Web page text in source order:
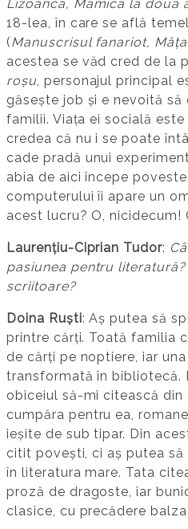
Lizoanca, Mămica la două
18-lea, în care se află
(Manuscrisul fanariot,
acestea se văd cred de la
roșu, personajul principal
găsește job și e nevoită să
familii. Viața ei socială
credea că nu i se poate
cade pradă unui
abia de aici începe
computerului îi apare un
acest lucru? O, nicidecum!
Laurențiu-Ciprian Tudor:
pasiunea pentru
scriitoare?
Doina Ruști: Aș putea să
printre cărți. Toată familia
de cărți pe noptiere, iar
transformată în bibliotecă.
obiceiul să-mi citească din
cumpăra pentru ea,
ieșite de sub tipar. Din
citit povești, ci aș putea
în literatura mare. Tata
proză de dragoste, iar
clasice, cu precădere